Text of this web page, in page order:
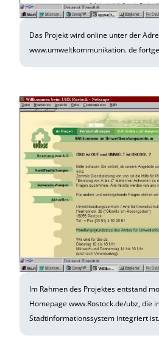
Das Projekt wird online unter der
www.umweltkommunikation. de
Im Rahmen des Projektes entstand
Homepage www.Rostock.de/ubz, die
Stadtinformationssystem integriert ist.